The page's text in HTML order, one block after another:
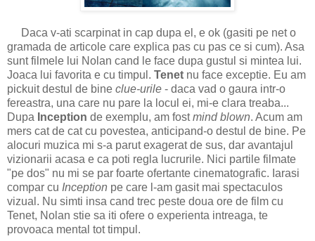
Daca v-ati scarpinat in cap dupa el, e ok (gasiti pe net o
gramada de articole care explica pas cu pas ce si cum). Asa
sunt filmele lui Nolan cand le face dupa gustul si mintea lui.
Joaca lui favorita e cu timpul. Tenet nu face exceptie. Eu am
pickuit destul de bine clue-urile - daca vad o gaura intr-o
fereastra, una care nu pare la locul ei, mi-e clara treaba...
Dupa Inception de exemplu, am fostmind blown. Acum am
mers cat de cat cu povestea, anticipand-o destul de bine. Pe
alocuri muzica mi s-a parut exagerat de sus, dar avantajul
vizionarii acasa e ca poti regla lucrurile. Nici partile filmate
"pe dos" nu mi se par foarte ofertante cinematografic. Iarasi
compar cu Inception pe care l-am gasit mai spectaculos
vizual. Nu simti insa cand trec peste doua ore de film cu
Tenet, Nolan stie sa iti ofere o experienta intreaga, te
provoaca mental tot timpul.